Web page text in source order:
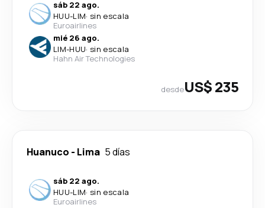
sáb 22 ago.
HUU-LIM· sin escala
Euroairlines
mié 26 ago.
LIM-HUU· sin escala
Hahn Air Technologies
desdeUS$ 235
Huanuco - Lima 5 días
sáb 22 ago.
HUU-LIM· sin escala
Euroairlines